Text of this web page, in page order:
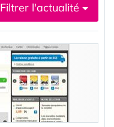
Filtrer l'actualité